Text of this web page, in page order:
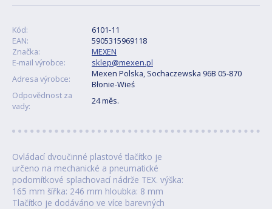
Kód:
6101-11
EAN:
5905315969118
Značka:
MEXEN
E-mail výrobce:
sklep@mexen.pl
Adresa výrobce:
Mexen Polska, Sochaczewska 96B 05-870
Błonie-Wieś
Odpovědnost za
vady:
24 měs.
Ovládací dvoučinné plastové tlačítko je
určeno na mechanické a pneumatické
podomítkové splachovací nádrže TEX. výška:
165 mm šířka: 246 mm hloubka: 8 mm
Tlačítko je dodáváno ve více barevných